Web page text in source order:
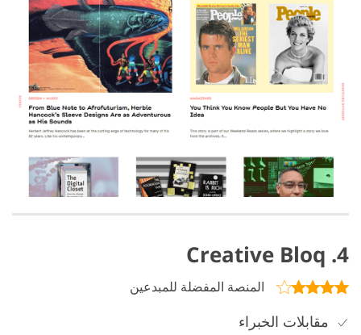
4. Creative Bloq
المنصة المفضلة للمبدعين
مقابلات الخبراء